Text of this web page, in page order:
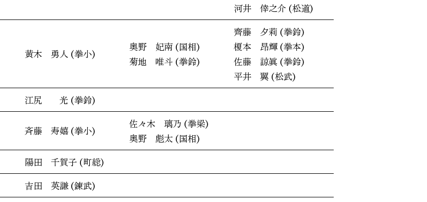
河井 倖之介 (松道)
黄木 勇人 (拳小)
奥野 妃南 (国相)
菊地 唯斗 (拳鈴)
齊藤 夕莉 (拳鈴)
榎本 昂輝 (拳本)
佐藤 諒眞 (拳鈴)
平井 翼 (松武)
江尻 光 (拳鈴)
斉藤 寿嬉 (拳小)
佐々木 璃乃 (拳梁)
奥野 彪太 (国相)
陽田 千賀子 (町総)
吉田 英謙 (錬武)